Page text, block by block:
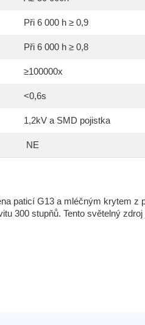
Při 6 000 h ≥ 0,9
Při 6 000 h ≥ 0,8
≥100000x
<0,6s
1,2kV a SMD pojistka
NE
paticí G13 a mléčným krytem z
300 stupňů. Tento světelný